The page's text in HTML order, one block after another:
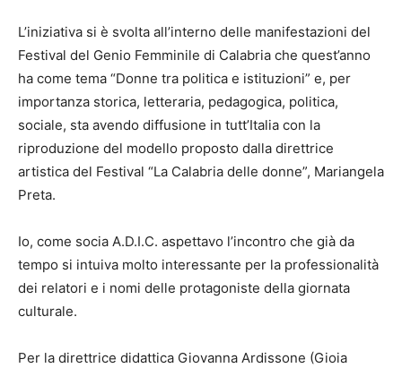
L’iniziativa si è svolta all’interno delle manifestazioni del
Festival del Genio Femminile di Calabria che quest’anno
ha come tema “Donne tra politica e istituzioni” e, per
importanza storica, letteraria, pedagogica, politica,
sociale, sta avendo diffusione in tutt’Italia con la
riproduzione del modello proposto dalla direttrice
artistica del Festival “La Calabria delle donne”, Mariangela
Preta.
Io, come socia A.D.I.C. aspettavo l’incontro che già da
tempo si intuiva molto interessante per la professionalità
dei relatori e i nomi delle protagoniste della giornata
culturale.
Per la direttrice didattica Giovanna Ardissone (Gioia